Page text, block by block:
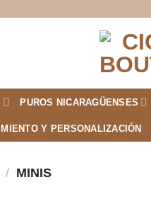
PUROS NICARAGÜENSES
Y PERSONALIZACIÓN
/ MINIS